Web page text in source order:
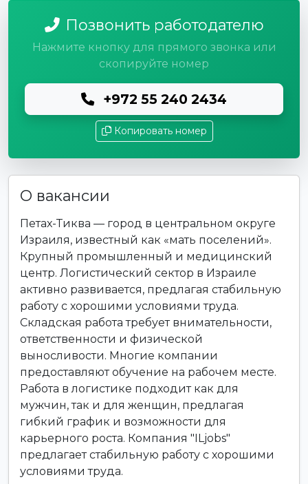
Позвонить работодателю
Нажмите кнопку для прямого звонка или
скопируйте номер
+972 55 240 2434
Копировать номер
О вакансии
Петах-Тиква — город в центральном округе
Израиля, известный как «мать поселений».
Крупный промышленный и медицинский
центр. Логистический сектор в Израиле
активно развивается, предлагая стабильную
работу с хорошими условиями труда.
Складская работа требует внимательности,
ответственности и физической
выносливости. Многие компании
предоставляют обучение на рабочем месте.
Работа в логистике подходит как для
мужчин, так и для женщин, предлагая
гибкий график и возможности для
карьерного роста. Компания "ILjobs"
предлагает стабильную работу с хорошими
условиями труда.